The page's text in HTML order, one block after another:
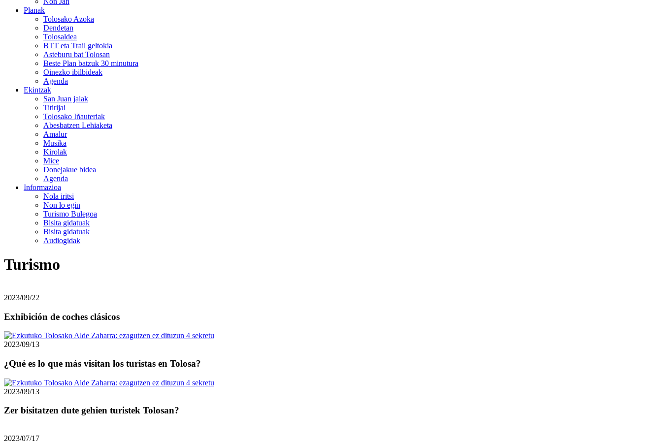
Planak
Tolosako Azoka
Dendetan
Tolosaldea
BTT eta Trail geltokia
Asteburu bat Tolosan
Beste Plan batzuk 30 minutura
Oinezko ibilbideak
Agenda
Ekintzak
San Juan jaiak
Titirijai
Tolosako Iñauteriak
Abesbatzen Lehiaketa
Amalur
Musika
Kirolak
Mice
Donejakue bidea
Agenda
Informazioa
Nola iritsi
Non lo egin
Turismo Bulegoa
Bisita gidatuak
Bisita gidatuak
Audiogidak
Turismo
2023/09/22
Exhibición de coches clásicos
2023/09/13
¿Qué es lo que más visitan los turistas en Tolosa?
2023/09/13
Zer bisitatzen dute gehien turistek Tolosan?
2023/07/17